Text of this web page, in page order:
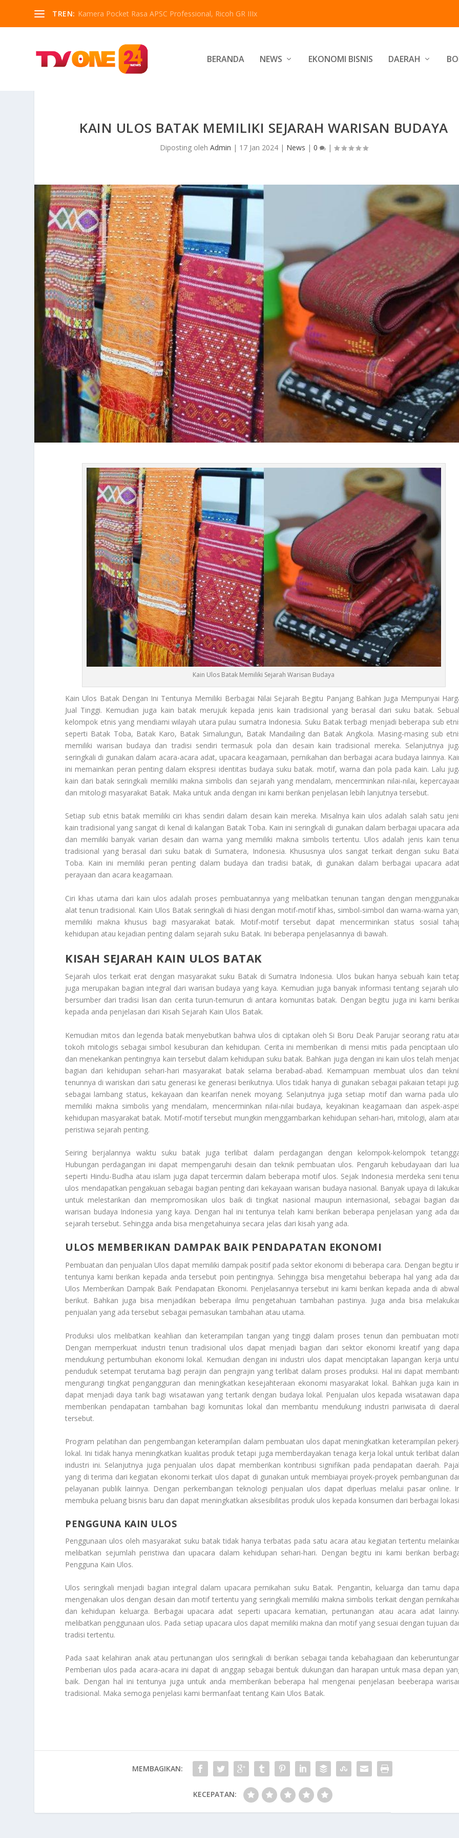
TREN: Kamera Pocket Rasa APSC Professional, Ricoh GR IIIx
BERANDA NEWS EKONOMI BISNIS DAERAH
KAIN ULOS BATAK MEMILIKI SEJARAH WARISAN BUDAYA
Diposting oleh Admin | 17 Jan 2024| News | 0 |
Kain Ulos Batak Memiliki Sejarah Warisan Budaya
Kain Ulos BatakDengan Ini Tentunya Memiliki Berbagai Nilai Sejarah Begitu Panjang Bahkan Juga Mempunyai
Jual Tinggi. Kemudian juga kain batak merujuk kepada jenis kain tradisional yang berasal dari suku batak.
kelompok etnis yang mendiami wilayah utara pulau sumatra Indonesia. Suku Batak terbagi menjadi beberapa sub
seperti Batak Toba, Batak Karo, Batak Simalungun, Batak Mandailing dan Batak Angkola. Masing-masing sub
memiliki warisan budaya dan tradisi sendiri termasuk pola dan desain kain tradisional mereka. Selanjutnya
seringkali di gunakan dalam acara-acara adat, upacara keagamaan, pernikahan dan berbagai acara budaya lainnya.
ini memainkan peran penting dalam ekspresi identitas budaya suku batak. motif, warna dan pola pada kain. Lalu
kain dari batak seringkali memiliki makna simbolis dan sejarah yang mendalam, mencerminkan nilai-nilai,
dan mitologi masyarakat Batak. Maka untuk anda dengan ini kami berikan penjelasan lebih lanjutnya tersebut.
Setiap sub etnis batak memiliki ciri khas sendiri dalam desain kain mereka. Misalnya kain ulos adalah salah satu
kain tradisional yang sangat di kenal di kalangan Batak Toba. Kain ini seringkali di gunakan dalam berbagai upacara
dan memiliki banyak varian desain dan warna yang memiliki makna simbolis tertentu. Ulos adalah jenis kain
tradisional yang berasal dari suku batak di Sumatera, Indonesia. Khususnya ulos sangat terkait dengan suku
Toba. Kain ini memiliki peran penting dalam budaya dan tradisi batak, di gunakan dalam berbagai upacara
perayaan dan acara keagamaan.
Ciri khas utama dari kain ulos adalah proses pembuatannya yang melibatkan tenunan tangan dengan
alat tenun tradisional. Kain Ulos Batakseringkali di hiasi dengan motif-motif khas, simbol-simbol dan warna-warna
memiliki makna khusus bagi masyarakat batak. Motif-motif tersebut dapat mencerminkan status sosial
kehidupan atau kejadian penting dalam sejarah suku Batak. Ini beberapa penjelasannya di bawah.
KISAH SEJARAH KAIN ULOS BATAK
Sejarah ulos terkait erat dengan masyarakat suku Batak di Sumatra Indonesia. Ulos bukan hanya sebuah kain
juga merupakan bagian integral dari warisan budaya yang kaya. Kemudian juga banyak informasi tentang sejarah
bersumber dari tradisi lisan dan cerita turun-temurun di antara komunitas batak. Dengan begitu juga ini kami
kepada anda penjelasan dari Kisah Sejarah Kain Ulos Batak.
Kemudian mitos dan legenda batak menyebutkan bahwa ulos di ciptakan oleh Si Boru Deak Parujar seorang ratu
tokoh mitologis sebagai simbol kesuburan dan kehidupan. Cerita ini memberikan di mensi mitis pada penciptaan
dan menekankan pentingnya kain tersebut dalam kehidupan suku batak. Bahkan juga dengan ini kain ulos telah
bagian dari kehidupan sehari-hari masyarakat batak selama berabad-abad. Kemampuan membuat ulos dan
tenunnya di wariskan dari satu generasi ke generasi berikutnya. Ulos tidak hanya di gunakan sebagai pakaian tetapi
sebagai lambang status, kekayaan dan kearifan nenek moyang. Selanjutnya juga setiap motif dan warna pada
memiliki makna simbolis yang mendalam, mencerminkan nilai-nilai budaya, keyakinan keagamaan dan aspek-
kehidupan masyarakat batak. Motif-motif tersebut mungkin menggambarkan kehidupan sehari-hari, mitologi, alam
peristiwa sejarah penting.
Seiring berjalannya waktu suku batak juga terlibat dalam perdagangan dengan kelompok-kelompok
Hubungan perdagangan ini dapat mempengaruhi desain dan teknik pembuatan ulos. Pengaruh kebudayaan dari
seperti Hindu-Budha atau islam juga dapat tercermin dalam beberapa motif ulos. Sejak Indonesia merdeka seni
ulos mendapatkan pengakuan sebagai bagian penting dari kekayaan warisan budaya nasional. Banyak upaya di
untuk melestarikan dan mempromosikan ulos baik di tingkat nasional maupun internasional, sebagai bagian
warisan budaya Indonesia yang kaya. Dengan hal ini tentunya telah kami berikan beberapa penjelasan yang ada
sejarah tersebut. Sehingga anda bisa mengetahuinya secara jelas dari kisah yang ada.
ULOS MEMBERIKAN DAMPAK BAIK PENDAPATAN EKONOMI
Pembuatan dan penjualan Ulos dapat memiliki dampak positif pada sektor ekonomi di beberapa cara. Dengan begitu
tentunya kami berikan kepada anda tersebut poin pentingnya. Sehingga bisa mengetahui beberapa hal yang ada
Ulos Memberikan Dampak Baik Pendapatan Ekonomi. Penjelasannya tersebut ini kami berikan kepada anda di
berikut. Bahkan juga bisa menjadikan beberapa ilmu pengetahuan tambahan pastinya. Juga anda bisa
penjualan yang ada tersebut sebagai pemasukan tambahan atau utama.
Produksi ulos melibatkan keahlian dan keterampilan tangan yang tinggi dalam proses tenun dan pembuatan
Dengan memperkuat industri tenun tradisional ulos dapat menjadi bagian dari sektor ekonomi kreatif yang
mendukung pertumbuhan ekonomi lokal. Kemudian dengan ini industri ulos dapat menciptakan lapangan kerja
penduduk setempat terutama bagi perajin dan pengrajin yang terlibat dalam proses produksi. Hal ini dapat
mengurangi tingkat pengangguran dan meningkatkan kesejahteraan ekonomi masyarakat lokal. Bahkan juga kain ini
dapat menjadi daya tarik bagi wisatawan yang tertarik dengan budaya lokal. Penjualan ulos kepada wisatawan
memberikan pendapatan tambahan bagi komunitas lokal dan membantu mendukung industri pariwisata di
tersebut.
Program pelatihan dan pengembangan keterampilan dalam pembuatan ulos dapat meningkatkan keterampilan
lokal. Ini tidak hanya meningkatkan kualitas produk tetapi juga memberdayakan tenaga kerja lokal untuk terlibat
industri ini. Selanjutnya juga penjualan ulos dapat memberikan kontribusi signifikan pada pendapatan daerah.
yang di terima dari kegiatan ekonomi terkait ulos dapat di gunakan untuk membiayai proyek-proyek pembangunan
pelayanan publik lainnya. Dengan perkembangan teknologi penjualan ulos dapat diperluas melalui pasar online.
membuka peluang bisnis baru dan dapat meningkatkan aksesibilitas produk ulos kepada konsumen dari berbagai
PENGGUNA KAIN ULOS
Penggunaan ulos oleh masyarakat suku batak tidak hanya terbatas pada satu acara atau kegiatan tertentu
melibatkan sejumlah peristiwa dan upacara dalam kehidupan sehari-hari. Dengan begitu ini kami berikan
Pengguna Kain Ulos.
Ulos seringkali menjadi bagian integral dalam upacara pernikahan suku Batak. Pengantin, keluarga dan tamu
mengenakan ulos dengan desain dan motif tertentu yang seringkali memiliki makna simbolis terkait dengan
dan kehidupan keluarga. Berbagai upacara adat seperti upacara kematian, pertunangan atau acara adat
melibatkan penggunaan ulos. Pada setiap upacara ulos dapat memiliki makna dan motif yang sesuai dengan tujuan
tradisi tertentu.
Pada saat kelahiran anak atau pertunangan ulos seringkali di berikan sebagai tanda kebahagiaan dan
Pemberian ulos pada acara-acara ini dapat di anggap sebagai bentuk dukungan dan harapan untuk masa depan
baik. Dengan hal ini tentunya juga untuk anda memberikan beberapa hal mengenai penjelasan beeberapa
tradisional. Maka semoga penjelasi kami bermanfaat tentang Kain Ulos Batak.
MEMBAGIKAN:
KECEPATAN: